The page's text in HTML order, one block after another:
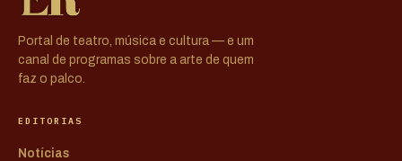
Portal de teatro, música e cultura — e um
canal de programas sobre a arte de quem
faz o palco.
EDITORIAS
Notícias